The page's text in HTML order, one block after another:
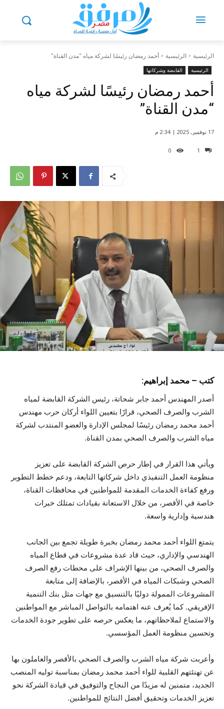
الرئيسية الرئيسية أحمد رمضان رئيسًا لشركة مياه "مدن القناة"
الرئيسية القابضة وشركاتها
أحمد رمضان رئيسًا لشركة مياه
“مدن القناة”
1
0
17 نوفمبر, 2025 | 2:34 م
كتب – محمد إبراهيم:
أصدر المهندس أحمد جابر شحاتة، رئيس الشركة القابضة لمياه
الشرب والصرف الصحي، قرارًا بتعيين اللواء أركان حرب مهندس
أحمد محمد رمضان رئيسًا لمجلس الإدارة والعضو المنتدب لشركة
مياه الشرب والصرف الصحي بمدن القناة.
ويأتي هذا القرار في إطار حرص الشركة القابضة على تعزيز
منظومة العمل التنفيذي داخل شركاتها التابعة، ودعم خطط التطوير
ورفع كفاءة الخدمات المقدمة للمواطنين في محافظات القناة،
خاصة في الأقصر، من خلال الاستعانة بقيادات تمتلك خبرات
هندسية وإدارية واسعة.
يتمتع اللواء أحمد محمد رمضان بخبرة طويلة تجمع بين الجانب
الهندسي والإداري، حيث قاد عدة مشروعات في قطاع المياه
والصرف الصحي، من بينها الإشراف على محطات رفع الصرف
الصحي وشبكات المياه في الأقصر، بالإضافة إلى متابعة
المشروعات الممولة دوليًا بالتنسيق مع جهات مثل بنك التنمية
الإفريقي. كما يُعرف عنه اهتمامه بالتواصل المباشر مع المواطنين
والاستماع لملاحظاتهم، ما يعكس حرصه على تطوير جودة الخدمات
وتحسين منظومة العمل المؤسسي.
وأعربت شركة مياه الشرب والصرف الصحي بالأقصر والعاملون بها
عن تهنئتهم القلبية للواء أحمد محمد رمضان بمناسبة توليه المنصب
الجديد، متمنين له مزيدًا من النجاح والتوفيق في قيادة الشركة نحو
تعزيز الخدمات وتحقيق أفضل النتائج للمواطنين.